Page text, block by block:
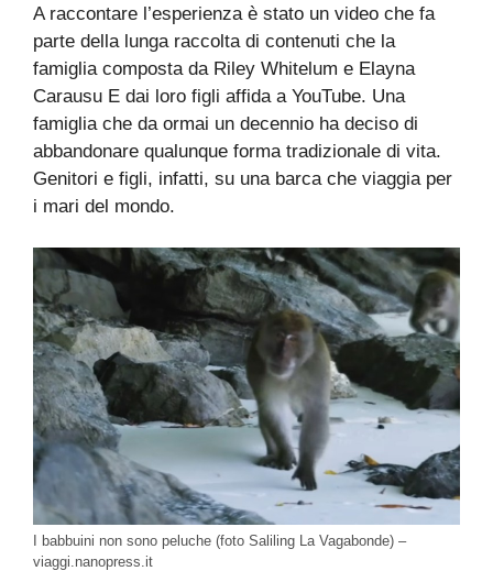
A raccontare l’esperienza è stato un video che fa
parte della lunga raccolta di contenuti che la
famiglia composta da Riley Whitelum e Elayna
Carausu E dai loro figli affida a YouTube. Una
famiglia che da ormai un decennio ha deciso di
abbandonare qualunque forma tradizionale di vita.
Genitori e figli, infatti, su una barca che viaggia per
i mari del mondo.
I babbuini non sono peluche (foto Saliling La Vagabonde) –
viaggi.nanopress.it